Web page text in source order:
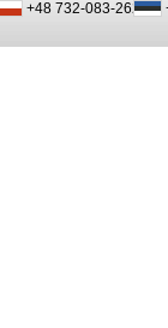
+48 732-083-262